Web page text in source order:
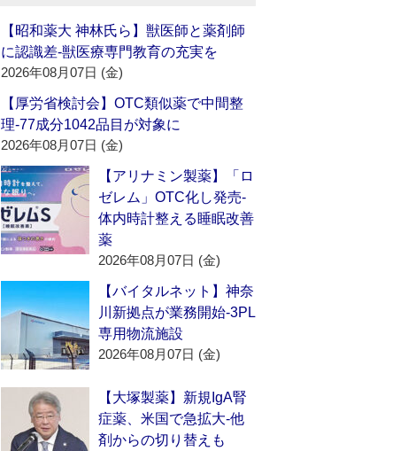
【昭和薬大 神林氏ら】獣医師と薬剤師
に認識差‐獣医療専門教育の充実を
2026年08月07日 (金)
【厚労省検討会】OTC類似薬で中間整
理‐77成分1042品目が対象に
2026年08月07日 (金)
【アリナミン製薬】「ロ
ゼレム」OTC化し発売‐
体内時計整える睡眠改善
薬
2026年08月07日 (金)
【バイタルネット】神奈
川新拠点が業務開始‐3PL
専用物流施設
2026年08月07日 (金)
【大塚製薬】新規IgA腎
症薬、米国で急拡大‐他
剤からの切り替えも